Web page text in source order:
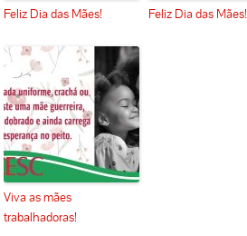
Feliz Dia das Mães! Feliz Dia das Mães!
Viva as mães
trabalhadoras!